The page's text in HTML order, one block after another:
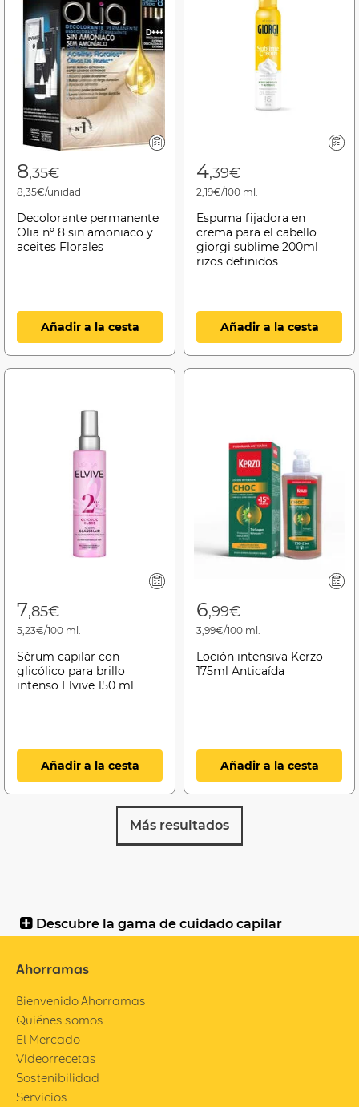
8,35€
8,35€/unidad
Decolorante permanente
Olia nº 8 sin amoniaco y
aceites Florales
Añadir a la cesta
4,39€
2,19€/100 ml.
Espuma fijadora en
crema para el cabello
giorgi sublime 200ml
rizos definidos
Añadir a la cesta
7,85€
5,23€/100 ml.
Sérum capilar con
glicólico para brillo
intenso Elvive 150 ml
Añadir a la cesta
6,99€
3,99€/100 ml.
Loción intensiva Kerzo
175ml Anticaída
Añadir a la cesta
Más resultados
Descubre la gama de cuidado capilar
Ahorramas
Bienvenido Ahorramas
Quiénes somos
El Mercado
Videorrecetas
Sostenibilidad
Servicios